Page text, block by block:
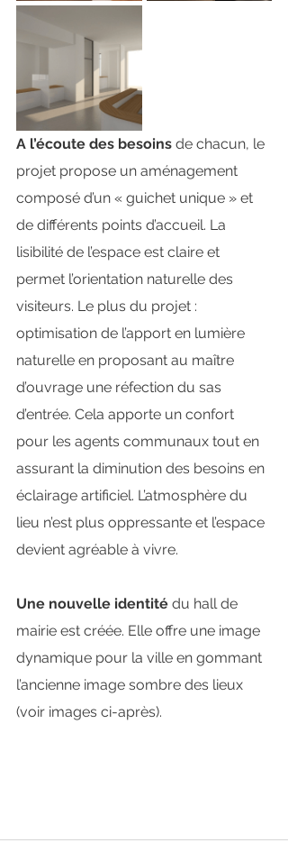
A l’écoute des besoins de chacun, le
projet propose un aménagement
composé d’un « guichet unique » et
de différents points d’accueil. La
lisibilité de l’espace est claire et
permet l’orientation naturelle des
visiteurs. Le plus du projet :
optimisation de l’apport en lumière
naturelle en proposant au maître
d’ouvrage une réfection du sas
d’entrée. Cela apporte un confort
pour les agents communaux tout en
assurant la diminution des besoins en
éclairage artificiel. L’atmosphère du
lieu n’est plus oppressante et l’espace
devient agréable à vivre.
Une nouvelle identité du hall de
mairie est créée. Elle offre une image
dynamique pour la ville en gommant
l’ancienne image sombre des lieux
(voir images ci-après).